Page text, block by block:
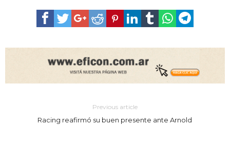
Previous article
Racing reafirmó su buen presente ante Arnold